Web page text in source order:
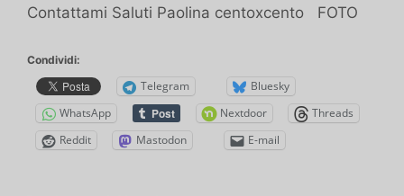
Contattami Saluti Paolina centoxcento FOTO
Condividi:
Telegram
Bluesky
WhatsApp
Nextdoor
Threads
Reddit
Mastodon E-mail